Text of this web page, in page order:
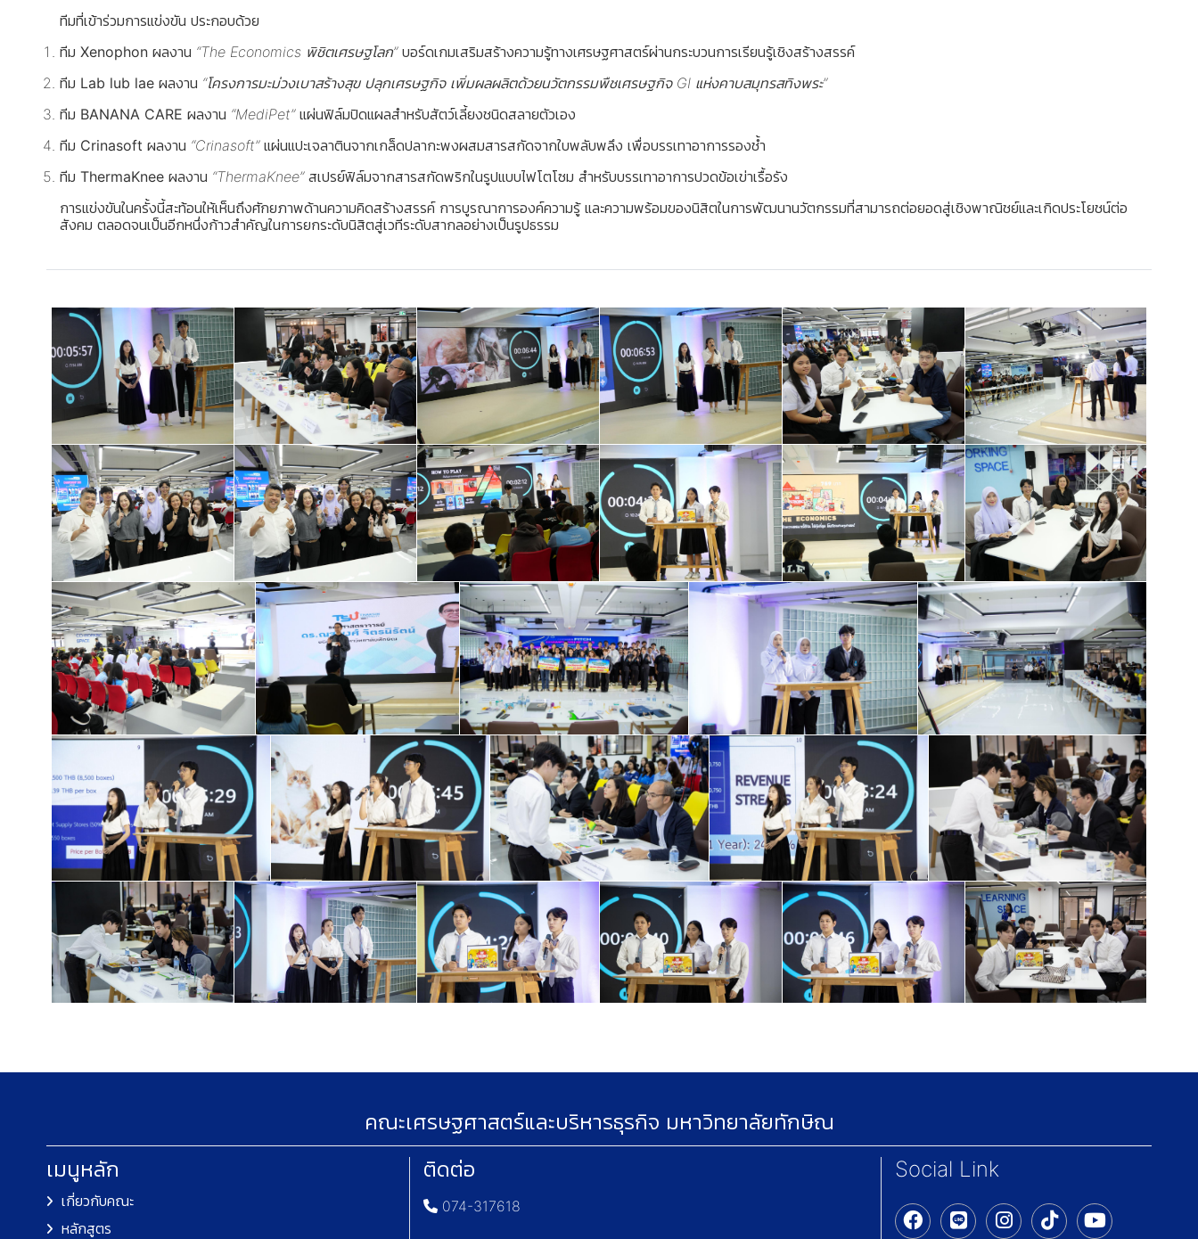
ทีมที่เข้าร่วมการแข่งขัน ประกอบด้วย
ทีม Xenophon ผลงาน “The Economics พิชิตเศรษฐโลก”บอร์ดเกมเสริมสร้างความรู้ทางเศรษฐศาสตร์ผ่านกระบวนการเรียนรู้เชิงสร้างสรรค์
ทีม Lab lub lae ผลงาน “โครงการมะม่วงเบาสร้างสุข ปลุกเศรษฐกิจ เพิ่มผลผลิตด้วยนวัตกรรมพืชเศรษฐกิจ GI แห่งคาบสมุทรสทิงพระ”
ทีม BANANA CARE ผลงาน “MediPet”แผ่นฟิล์มปิดแผลสำหรับสัตว์เลี้ยงชนิดสลายตัวเอง
ทีม Crinasoft ผลงาน “Crinasoft”แผ่นแปะเจลาตินจากเกล็ดปลากะพงผสมสารสกัดจากใบพลับพลึง เพื่อบรรเทาอาการรองช้ำ
ทีม ThermaKnee ผลงาน “ThermaKnee”สเปรย์ฟิล์มจากสารสกัดพริกในรูปแบบไฟโตโซม สำหรับบรรเทาอาการปวดข้อเข่าเรื้อรัง
การแข่งขันในครั้งนี้สะท้อนให้เห็นถึงศักยภาพด้านความคิดสร้างสรรค์ การบูรณาการองค์ความรู้ และความพร้อมของนิสิตในการพัฒนานวัตกรรมที่สามารถต่อยอดสู่เชิงพาณิชย์และเกิดประโยชน์ต่อ
สังคม ตลอดจนเป็นอีกหนึ่งก้าวสำคัญในการยกระดับนิสิตสู่เวทีระดับสากลอย่างเป็นรูปธรรม
คณะเศรษฐศาสตร์และบริหารธุรกิจ มหาวิทยาลัยทักษิณ
เมนูหลัก
เกี่ยวกับคณะ
หลักสูตร
ติดต่อ
074-317618
Social Link